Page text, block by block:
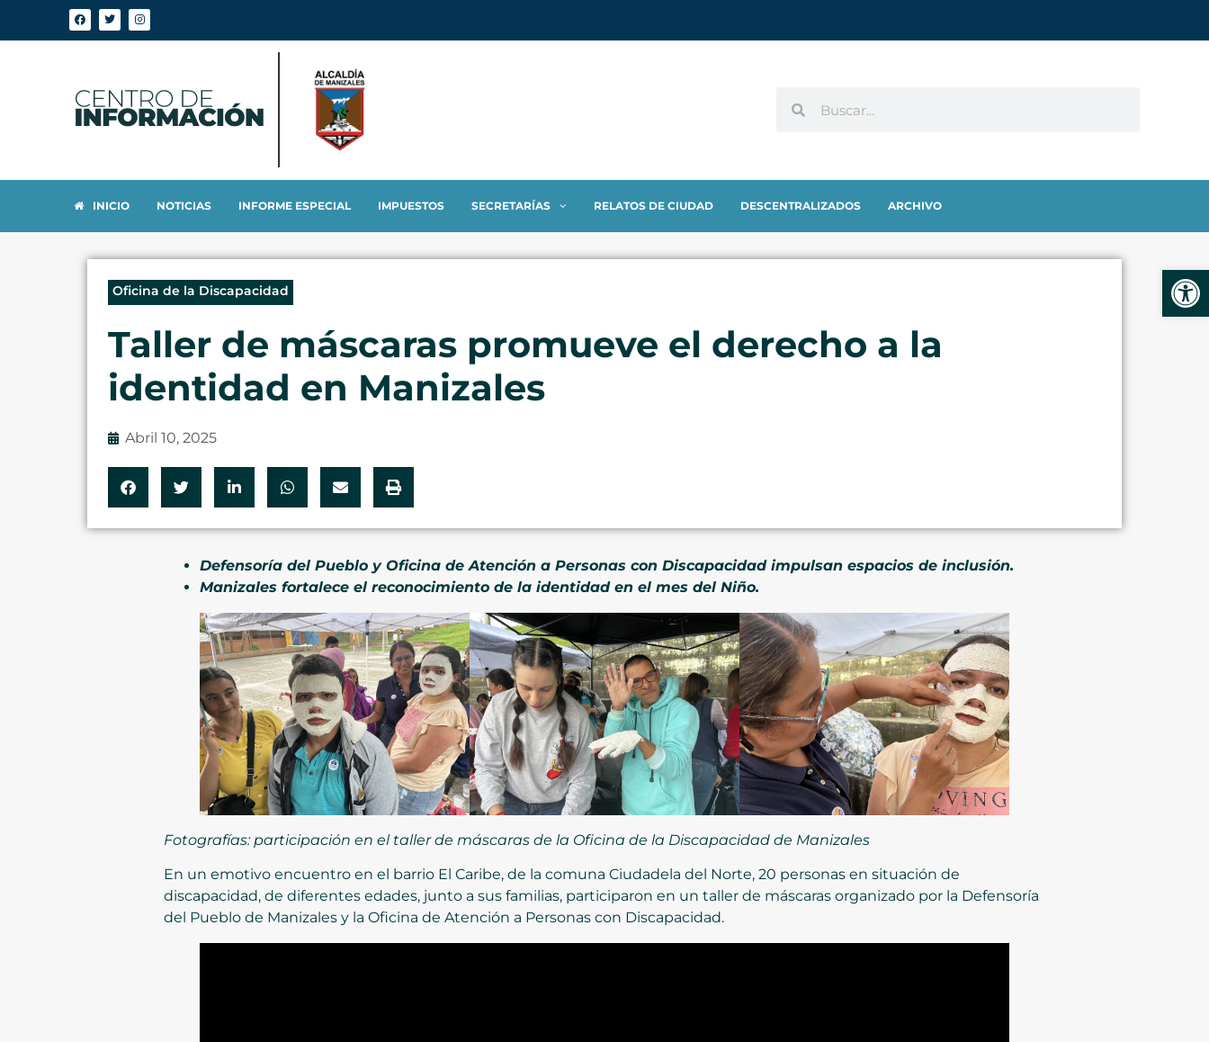
INICIO NOTICIAS INFORME ESPECIAL IMPUESTOS SECRETARÍAS RELATOS DE CIUDAD DESCENTRALIZADOS ARCHIVO
Oficina de la Discapacidad
Taller de máscaras promueve el derecho a la
identidad en Manizales
Abril 10, 2025
Defensoría del Pueblo y Oficina de Atención a Personas con Discapacidad impulsan espacios de inclusión.
Manizales fortalece el reconocimiento de la identidad en el mes del Niño.
Fotografías: participación en el taller de máscaras de la Oficina de la Discapacidad de Manizales
En un emotivo encuentro en el barrio El Caribe, de la comuna Ciudadela del Norte, 20 personas en situación de
discapacidad, de diferentes edades, junto a sus familias, participaron en un taller de máscaras organizado por la Defensoría
del Pueblo de Manizales y la Oficina de Atención a Personas con Discapacidad.